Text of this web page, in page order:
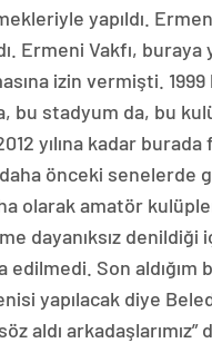
yapıldı.
Ermeni Vakfı,
izin vermişti.
bu stadyum da, bu
yılına kadar
önceki senelerde
olarak amatör
dayanıksız denildiği
Son aldığım
yapılacak diye
aldı arkadaşlarımız”